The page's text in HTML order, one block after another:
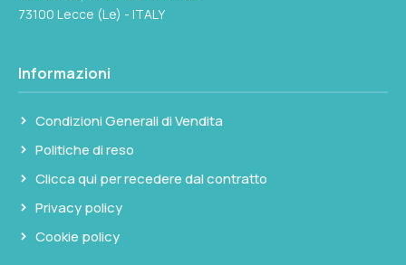
73100 Lecce (Le) - ITALY
Informazioni
Condizioni Generali di Vendita
Politiche di reso
Clicca qui per recedere dal contratto
Privacy policy
Cookie policy